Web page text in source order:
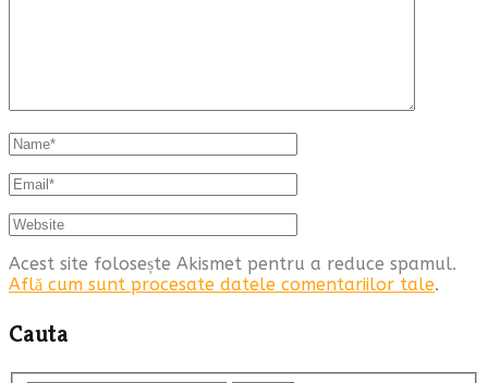
Acest site folosește Akismet pentru a reduce spamul.
Află cum sunt procesate datele comentariilor tale.
Cauta